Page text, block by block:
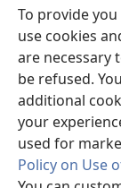
To provide
use cookies
are necessary
be refused.
additional
your
used for
Policy on Use
(opens
window)Watchtower
(opens
new
window)JW Hub ®
(opens
new
window)
Copyright© 2026